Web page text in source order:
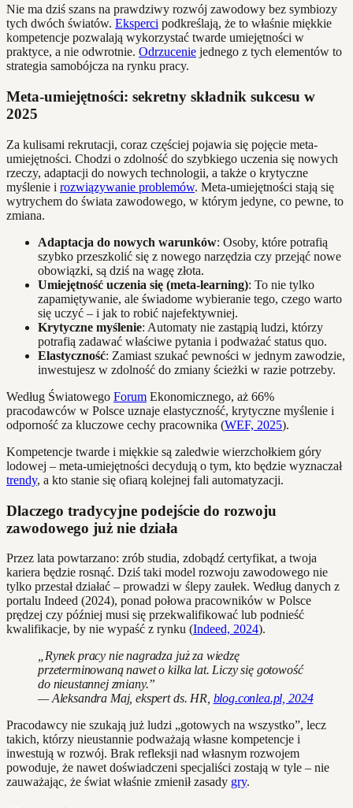
Nie ma dziś szans na prawdziwy rozwój zawodowy bez symbiozy
tych dwóch światów. Eksperci podkreślają, że to właśnie miękkie
kompetencje pozwalają wykorzystać twarde umiejętności w
praktyce, a nie odwrotnie. Odrzucenie jednego z tych elementów to
strategia samobójcza na rynku pracy.
Meta-umiejętności: sekretny składnik sukcesu w
2025
Za kulisami rekrutacji, coraz częściej pojawia się pojęcie meta-
umiejętności. Chodzi o zdolność do szybkiego uczenia się nowych
rzeczy, adaptacji do nowych technologii, a także o krytyczne
myślenie i rozwiązywanie problemów. Meta-umiejętności stają się
wytrychem do świata zawodowego, w którym jedyne, co pewne, to
zmiana.
Adaptacja do nowych warunków: Osoby, które potrafią
szybko przeszkolić się z nowego narzędzia czy przejąć nowe
obowiązki, są dziś na wagę złota.
Umiejętność uczenia się (meta-learning): To nie tylko
zapamiętywanie, ale świadome wybieranie tego, czego warto
się uczyć – i jak to robić najefektywniej.
Krytyczne myślenie: Automaty nie zastąpią ludzi, którzy
potrafią zadawać właściwe pytania i podważać status quo.
Elastyczność: Zamiast szukać pewności w jednym zawodzie,
inwestujesz w zdolność do zmiany ścieżki w razie potrzeby.
Według Światowego Forum Ekonomicznego, aż 66%
pracodawców w Polsce uznaje elastyczność, krytyczne myślenie i
odporność za kluczowe cechy pracownika (WEF, 2025).
Kompetencje twarde i miękkie są zaledwie wierzchołkiem góry
lodowej – meta-umiejętności decydują o tym, kto będzie wyznaczał
trendy, a kto stanie się ofiarą kolejnej fali automatyzacji.
Dlaczego tradycyjne podejście do rozwoju
zawodowego już nie działa
Przez lata powtarzano: zrób studia, zdobądź certyfikat, a twoja
kariera będzie rosnąć. Dziś taki model rozwoju zawodowego nie
tylko przestał działać – prowadzi w ślepy zaułek. Według danych z
portalu Indeed (2024), ponad połowa pracowników w Polsce
prędzej czy później musi się przekwalifikować lub podnieść
kwalifikacje, by nie wypaść z rynku (Indeed, 2024).
„Rynek pracy nie nagradza już za wiedzę
przeterminowaną nawet o kilka lat. Liczy się gotowość
do nieustannej zmiany.”
— Aleksandra Maj, ekspert ds. HR, blog.conlea.pl, 2024
Pracodawcy nie szukają już ludzi „gotowych na wszystko”, lecz
takich, którzy nieustannie podważają własne kompetencje i
inwestują w rozwój. Brak refleksji nad własnym rozwojem
powoduje, że nawet doświadczeni specjaliści zostają w tyle – nie
zauważając, że świat właśnie zmienił zasady gry.